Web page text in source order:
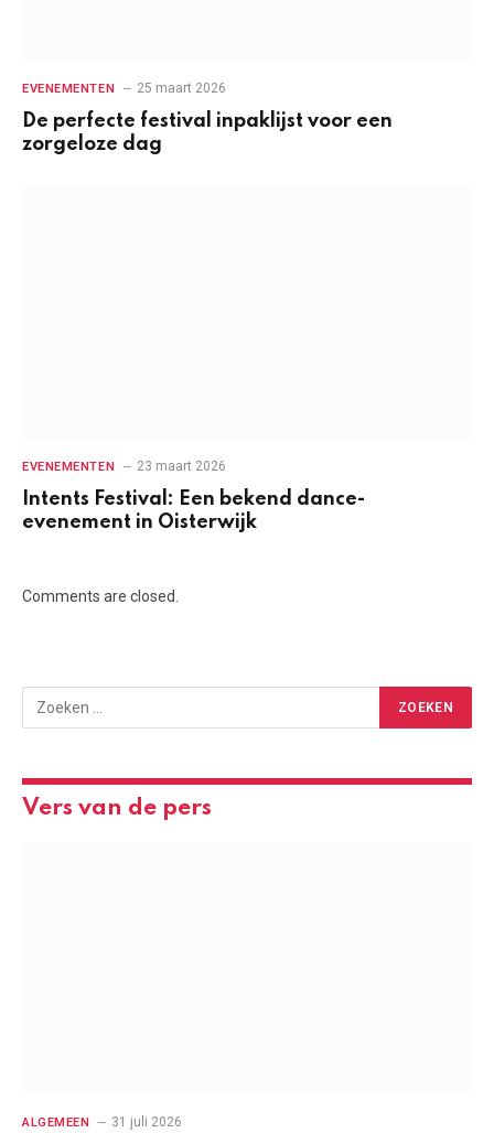
EVENEMENTEN 25 maart 2026
De perfecte festival inpaklijst voor een
zorgeloze dag
EVENEMENTEN 23 maart 2026
Intents Festival: Een bekend dance-
evenement in Oisterwijk
Comments are closed.
Vers van de pers
ALGEMEEN 31 juli 2026